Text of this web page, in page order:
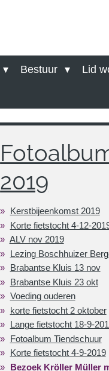
Bestuur Lid
2019
Kerstbijeenkomst 2019
Korte fietstocht 4-12-
ALV nov 2019
Lezing Boschhuizer
Brabantse Kluis 13 nov
Brabantse Kluis 23 okt
Voeding ouderen
korte fietstocht 2 oktober
Lange fietstocht 18-9-
Fotoalbum Tiendschuur
Korte fietstocht 4-9-2019
Bezoek Kröller Müller